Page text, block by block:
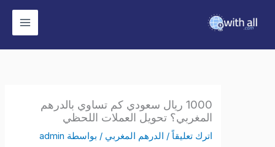
1000 ريال سعودي كم تساوي بالدرهم
المغربي؟ تحويل العملات اللحظي
اترك تعليقاً /الدرهم المغربي/ بواسطة admin